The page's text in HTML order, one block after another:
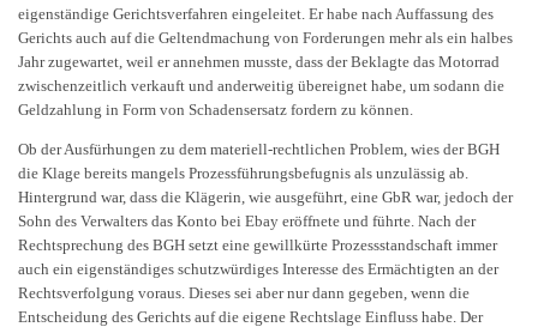
eigenständige Gerichtsverfahren eingeleitet. Er habe nach Auffassung des
Gerichts auch auf die Geltendmachung von Forderungen mehr als ein halbes
Jahr zugewartet, weil er annehmen musste, dass der Beklagte das Motorrad
zwischenzeitlich verkauft und anderweitig übereignet habe, um sodann die
Geldzahlung in Form von Schadensersatz fordern zu können.
Ob der Ausfürhungen zu dem materiell-rechtlichen Problem, wies der BGH
die Klage bereits mangels Prozessführungsbefugnis als unzulässig ab.
Hintergrund war, dass die Klägerin, wie ausgeführt, eine GbR war, jedoch der
Sohn des Verwalters das Konto bei Ebay eröffnete und führte. Nach der
Rechtsprechung des BGH setzt eine gewillkürte Prozessstandschaft immer
auch ein eigenständiges schutzwürdiges Interesse des Ermächtigten an der
Rechtsverfolgung voraus. Dieses sei aber nur dann gegeben, wenn die
Entscheidung des Gerichts auf die eigene Rechtslage Einfluss habe. Der